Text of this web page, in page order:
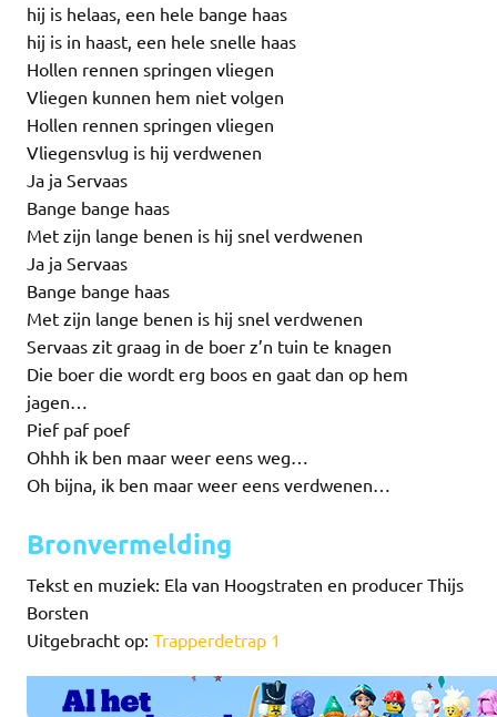
hij is helaas, een hele bange haas
hij is in haast, een hele snelle haas
Hollen rennen springen vliegen
Vliegen kunnen hem niet volgen
Hollen rennen springen vliegen
Vliegensvlug is hij verdwenen
Ja ja Servaas
Bange bange haas
Met zijn lange benen is hij snel verdwenen
Ja ja Servaas
Bange bange haas
Met zijn lange benen is hij snel verdwenen
Servaas zit graag in de boer z’n tuin te knagen
Die boer die wordt erg boos en gaat dan op hem
jagen…
Pief paf poef
Ohhh ik ben maar weer eens weg…
Oh bijna, ik ben maar weer eens verdwenen…
Bronvermelding
Tekst en muziek: Ela van Hoogstraten en producer Thijs
Borsten
Uitgebracht op: Trapperdetrap 1